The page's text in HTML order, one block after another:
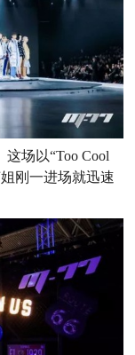
场以“Too Cool
刚一进场就迅速